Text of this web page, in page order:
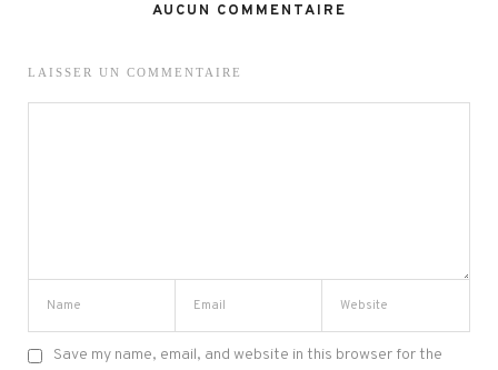
AUCUN COMMENTAIRE
LAISSER UN COMMENTAIRE
Save my name, email, and website in this browser for the